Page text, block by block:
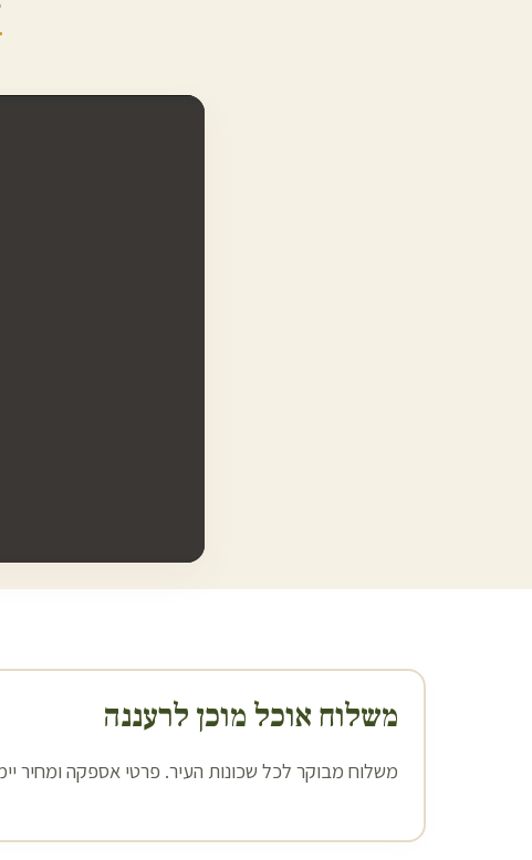
משלוח אוכל מוכן לרעננה
משלוח מבוקר לכל שכונות העיר. פרטי אספקה ומחיר